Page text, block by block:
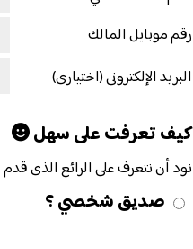
رقم موبايل المالك
البريد الإلكترونى (اختيارى)
كيف تعرفت على سهل
نود أن نتعرف على الرائع الذى قدم
صديق شخصي ؟